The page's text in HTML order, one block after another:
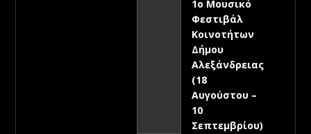
1ο Μουσικό
Φεστιβάλ
Κοινοτήτων
Δήμου
Αλεξάνδρειας
(18
Αυγούστου –
10
Σεπτεμβρίου)